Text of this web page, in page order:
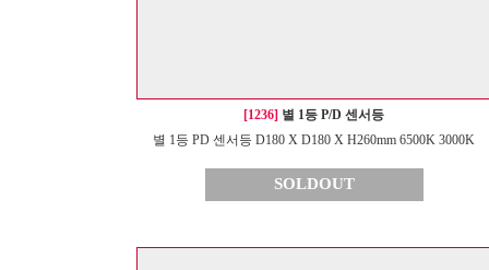
[1236] 별 1등 P/D 센서등
별 1등 PD 센서등 D180 X D180 X H260mm 6500K 3000K
SOLDOUT